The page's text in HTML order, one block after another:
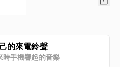
的來電鈴聲
時手機響起的音樂